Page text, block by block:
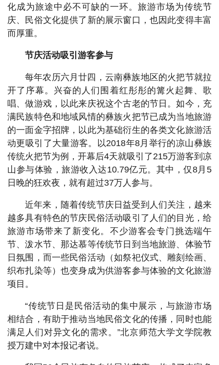
化成为旅途中必不可缺的一环。旅游市场为传统节
庆、民俗文化提供了新的展示窗口，也因此变得丰富
而厚重。
节庆活动吸引游客参与
每年农历六月廿四，云南彝族地区的火把节就拉
开了序幕。兴奋的人们围着红彤彤的篝火起舞、歌
唱、做游戏，以此来庆祝这个古老的节日。如今，充
满民族特色和地域风情的彝族火把节已成为当地旅游
的一面金字招牌，以此为基础衍生的各类文化旅游活
动更吸引了大量游客。以2018年8月举行的凉山彝族
传统火把节为例，开幕后4天就吸引了215万游客到凉
山参与体验，旅游收入达10.79亿元。其中，仅8月5
日晚的狂欢夜，就有超过37万人参与。
近年来，随着传统节庆日益受到人们关注，越来
越多具有特色的节庆民俗活动吸引了人们的目光，给
旅游市场带来了新变化。不少游客会专门挑选端午
节、泼水节、那达慕等传统节日到当地旅游、体验节
日氛围，而一些民俗活动（如祭祀仪式、雕刻绘画、
织布扎染等）也变身成为供游客参与体验的文化旅游
项目。
“传统节日是民俗活动的集中展示，与旅游市场
相结合，有助于推动当地民俗文化的传播，同时也能
满足人们对异文化的需求。”北京师范大学文学院教
授万建中对本报记者说。